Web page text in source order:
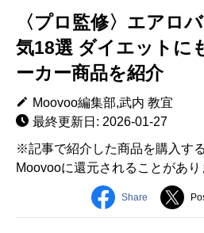
〈プロ監修〉エアロ
気18選 ダイエットに
ーカー商品を紹介
Moovoo編集部,武内 教宜
最終更新日: 2026-01-27
※記事で紹介した商品を購入す
Moovooに還元されることがあり
Share